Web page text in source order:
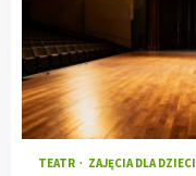
TEATR ZAJĘCIA DLA DZIECI